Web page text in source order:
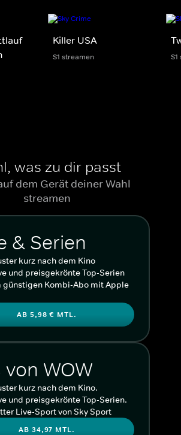
Killer USA
S1 streamen
was zu dir passt
dem Gerät deiner Wahl
streamen
& Serien
kurz nach dem Kino
und preisgekrönte Top-Serien
günstigen Kombi-Abo mit Apple
AB 5,98 € MTL.
von WOW
kurz nach dem Kino.
und preisgekrönte Top-Serien.
Live-Sport von Sky Sport
AB 34,97 MTL.